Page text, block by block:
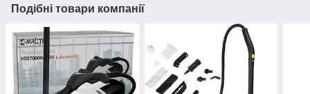
Подібні товари компанії